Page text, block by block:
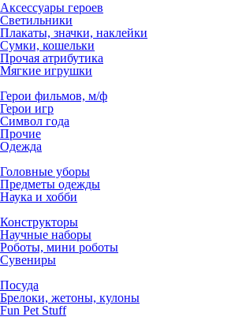
Аксессуары героев
Светильники
Плакаты, значки, наклейки
Сумки, кошельки
Прочая атрибутика
Мягкие игрушки
Герои фильмов, м/ф
Герои игр
Символ года
Прочие
Одежда
Головные уборы
Предметы одежды
Наука и хобби
Конструкторы
Научные наборы
Роботы, мини роботы
Сувениры
Посуда
Брелоки, жетоны, кулоны
Fun Pet Stuff